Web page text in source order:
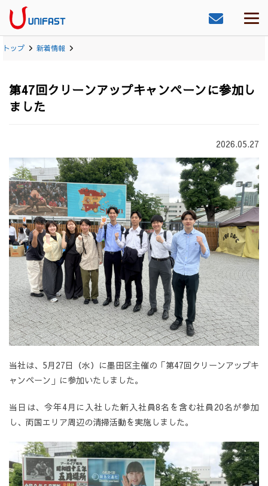
トップ 新着情報
第47回クリーンアップキャンペーンに参加し
ました
2026.05.27
当社は、5月27日（水）に墨田区主催の「第47回クリーンアップキ
ャンペーン」に参加いたしました。
当日は、今年4月に入社した新入社員8名を含む社員20名が参加
し、両国エリア周辺の清掃活動を実施しました。